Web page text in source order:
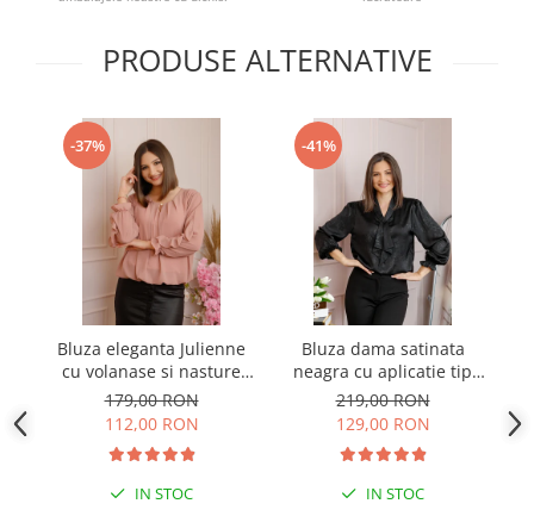
PRODUSE ALTERNATIVE
-37%
Bluza eleganta Julienne
cu volanase si nasture
stilizat - Roz pudrat
179,00 RON
112,00 RON
IN STOC
-41%
Bluza dama satinata
neagra cu aplicatie tip
cravata Yvonne
219,00 RON
129,00 RON
IN STOC